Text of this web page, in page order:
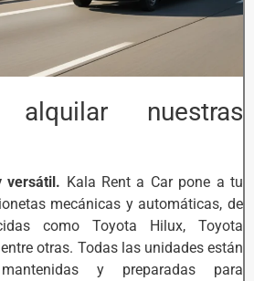
nuestras
versátil. Kala Rent a Car pone a tu
mecánicas y automáticas, de
como Toyota Hilux, Toyota
otras. Todas las unidades están
mantenidas y preparadas para